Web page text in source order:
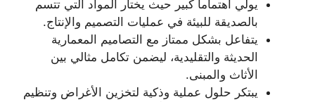
يولي اهتماما كبير حيث يختار المواد التي تتسم
بالصديقة للبيئة في عمليات التصميم والإنتاج.
يتفاعل بشكل ممتاز مع التصاميم المعمارية
الحديثة والتقليدية، ليضمن تكامل مثالي بين
الأثاث والمبنى.
يبتكر حلول عملية وذكية لتخزين الأغراض وتنظيم